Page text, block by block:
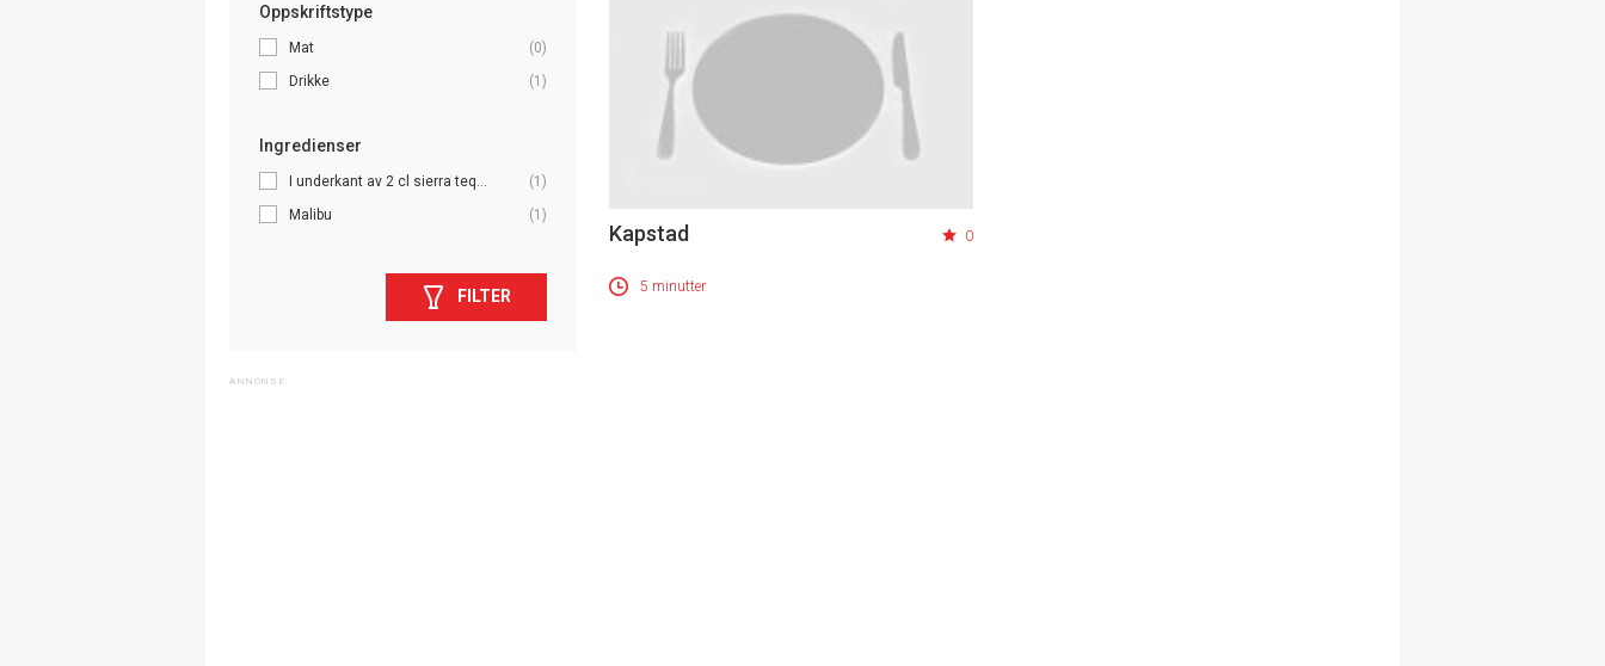
Oppskriftstype
Mat
(0)
Drikke
(1)
Ingredienser
I underkant av 2 cl sierra teq...
(1)
Malibu
(1)
FILTER
Kapstad 0
5 minutter